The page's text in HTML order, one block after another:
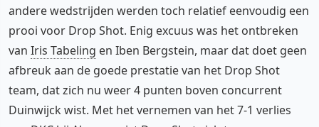
andere wedstrijden werden toch relatief eenvoudig een
prooi voor Drop Shot. Enig excuus was het ontbreken
van Iris Tabeling en Iben Bergstein, maar dat doet geen
afbreuk aan de goede prestatie van het Drop Shot
team, dat zich nu weer 4 punten boven concurrent
Duinwijck wist. Met het vernemen van het 7-1 verlies